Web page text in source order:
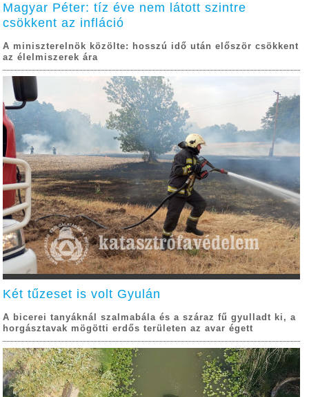
Magyar Péter: tíz éve nem látott szintre
csökkent az infláció
A miniszterelnök közölte: hosszú idő után először csökkent
az élelmiszerek ára
Két tűzeset is volt Gyulán
A bicerei tanyáknál szalmabála és a száraz fű gyulladt ki, a
horgásztavak mögötti erdős területen az avar égett